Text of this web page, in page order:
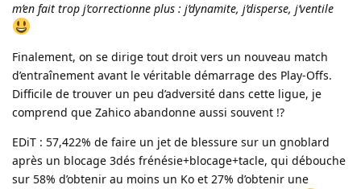
m’en fait trop j’correctionne plus : j’dynamite, j’disperse, j’ventile
Finalement, on se dirige tout droit vers un nouveau match
d’entraînement avant le véritable démarrage des Play-Offs.
Difficile de trouver un peu d’adversité dans cette ligue, je
comprend que Zahico abandonne aussi souvent !?
EDiT : 57,422% de faire un jet de blessure sur un gnoblard
après un blocage 3dés frénésie+blocage+tacle, qui débouche
sur 58% d’obtenir au moins un Ko et 27% d’obtenir une